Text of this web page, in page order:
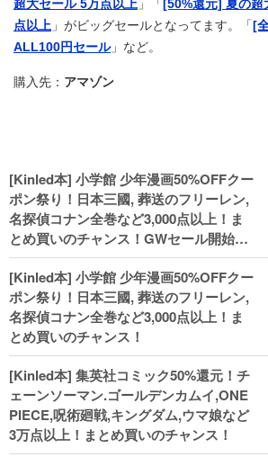
超大セール 5万点以上 」「 [50%還元] 夏の超
点以上 」がビッグセールとなってます。「 [
ALL100円セール」など。
購入先： アマゾン
[Kinled本] 小学館 少年漫画50%OFFクー
ポン祭り！日本三國, 葬送のフリーレン,
名探偵コナン全巻など3,000点以上！ま
とめ買いのチャンス！GWセール開始！
人気コミック多数 カドカワ祭やIT関連本
がセールに！
[Kinled本] 小学館 少年漫画50%OFFクー
ポン祭り！日本三國, 葬送のフリーレン,
名探偵コナン全巻など3,000点以上！ま
とめ買いのチャンス！
[Kinled本] 集英社コミック50%還元！チ
ェーンソーマン.ゴールデンカムイ,ONE
PIECE,呪術廻戦,キングダム,ウマ娘など
3万点以上！まとめ買いのチャンス！